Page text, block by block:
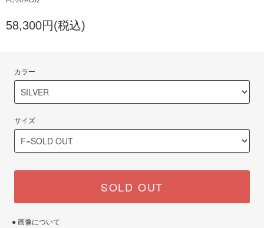
58,300円(税込)
カラー
サイズ
SOLD OUT
● 画像について